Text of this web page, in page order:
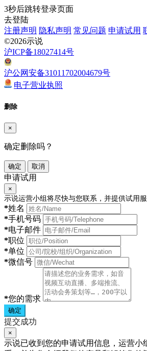
3秒后跳转登录页面
去登陆
注册声明 隐私声明 常见问题 申请试用
©2026示说
沪ICP备18027414号
沪公网安备31011702004679号
电子营业执照
删除
×
确定删除吗？
确定 取消
申请试用
×
示说运营小组将尽快与您联系，并提供试用
*姓名
*手机号码
*电子邮件
*职位
*单位
*微信号
*您的需求
确定
提交成功
×
示说已收到您的申请试用信息，运营小